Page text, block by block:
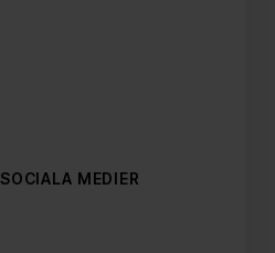
SOCIALA MEDIER